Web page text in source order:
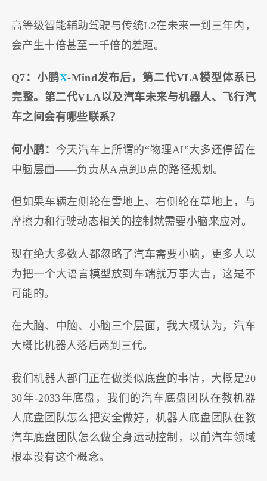
高等级智能辅助驾驶与传统L2在未来一到三年内，
会产生十倍甚至一千倍的差距。
Q7：小鹏X-Mind发布后，第二代VLA模型体系已
完整。第二代VLA以及汽车未来与机器人、飞行汽
车之间会有哪些联系？
何小鹏： 今天汽车上所谓的“物理AI”大多还停留在
中脑层面——负责从A点到B点的路径规划。
但如果车辆左侧轮在雪地上、右侧轮在草地上，与
摩擦力和行驶动态相关的控制就需要小脑来应对。
现在绝大多数人都忽略了汽车需要小脑，更多人以
为把一个大语言模型放到车端就万事大吉，这是不
可能的。
在大脑、中脑、小脑三个层面，我大概认为，汽车
大概比机器人落后两到三代。
我们机器人部门正在做类似底盘的事情，大概是20
30年-2033年底盘，我们的汽车底盘团队在教机器
人底盘团队怎么把安全做好，机器人底盘团队在教
汽车底盘团队怎么做全身运动控制，以前汽车领域
根本没有这个概念。